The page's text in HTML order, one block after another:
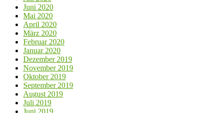
Juni 2020
Mai 2020
April 2020
März 2020
Februar 2020
Januar 2020
Dezember 2019
November 2019
Oktober 2019
September 2019
August 2019
Juli 2019
Juni 2019